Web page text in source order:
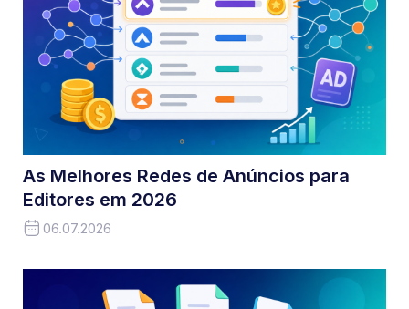
As Melhores Redes de Anúncios para
Editores em 2026
06.07.2026